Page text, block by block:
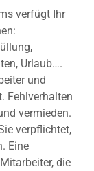
verfügt Ihr
Urlaub….
und
Fehlverhalten
vermieden.
verpflichtet,
Eine
die